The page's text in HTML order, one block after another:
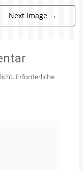
Next Image →
Erforderliche